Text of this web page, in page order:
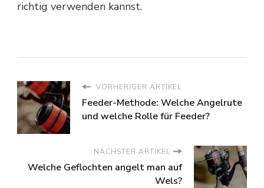
richtig verwenden kannst.
VORHERIGER ARTIKEL
Feeder-Methode: Welche Angelrute
und welche Rolle für Feeder?
NÄCHSTER ARTIKEL
Welche Geflochten angelt man auf
Wels?